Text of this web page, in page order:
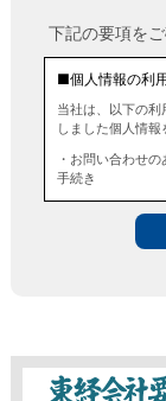
下記の要項を
■個人情報の利
当社は、以下の
しました個人情報
・お問い合わせ
手続き
■個人情報の第
■ 個人情報提供
個人情報のご提